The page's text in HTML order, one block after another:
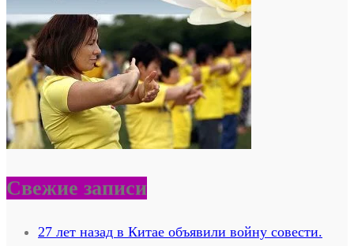
Свежие записи
27 лет назад в Китае объявили войну совести.